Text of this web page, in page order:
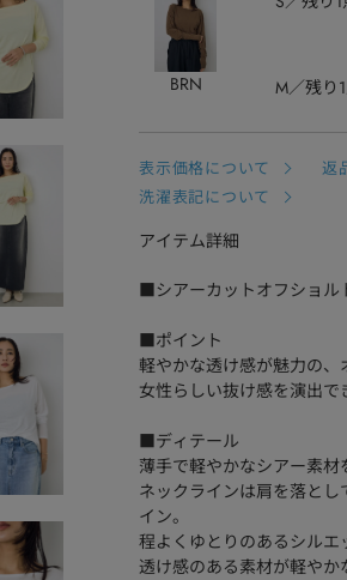
BRN M 残り
表示価格について 返
洗濯表記について
アイテム詳細
■シアーカットオフショル
■ポイント
軽やかな透け感が魅力の、
女性らしい抜け感を演出で
■ディテール
薄手で軽やかなシアー素材
ネックラインは肩を落と
イン。
程よくゆとりのあるシルエ
透け感のある素材が軽やか